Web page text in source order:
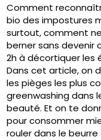
Comment
bio des impostures
surtout, comment
berner sans devenir
2h à décortiquer les
Dans cet article, on
les pièges les plus
greenwashing dans
beauté. Et on te
pour consommer
rouler dans le beurre